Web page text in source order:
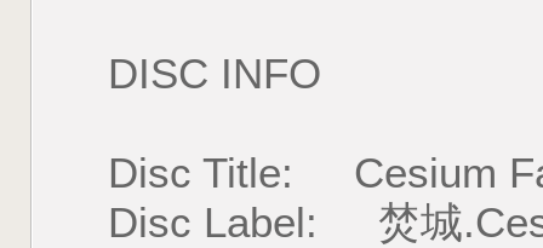
DISC INFO
Disc Title: Cesium
Disc Label: 焚城